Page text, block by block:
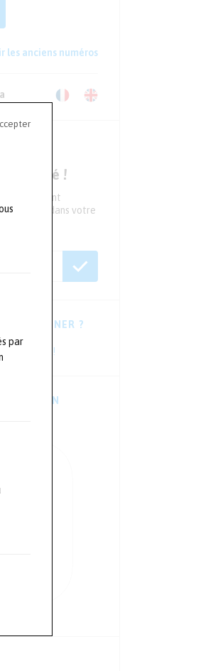
par
les anciens numéros
actualité !
directement
secteur dans votre
ABONNER ?
!